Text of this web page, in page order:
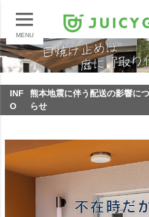
MENU
INF
O
熊本地震に伴う配送の影響に
らせ